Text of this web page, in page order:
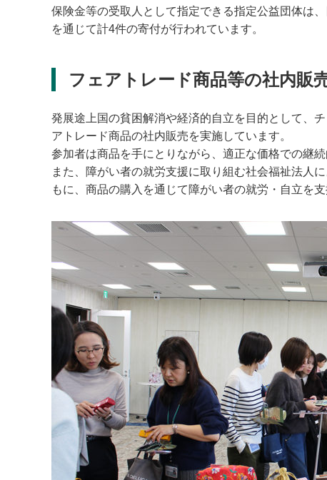
保険金等の受取人として指定できる指定公益団体は
を通じて計4件の寄付が行われています。
フェアトレード商品等の社内販
発展途上国の貧困解消や経済的自立を目的として、
アトレード商品の社内販売を実施しています。
参加者は商品を手にとりながら、適正な価格での継
また、障がい者の就労支援に取り組む社会福祉法人
もに、商品の購入を通じて障がい者の就労・自立を支